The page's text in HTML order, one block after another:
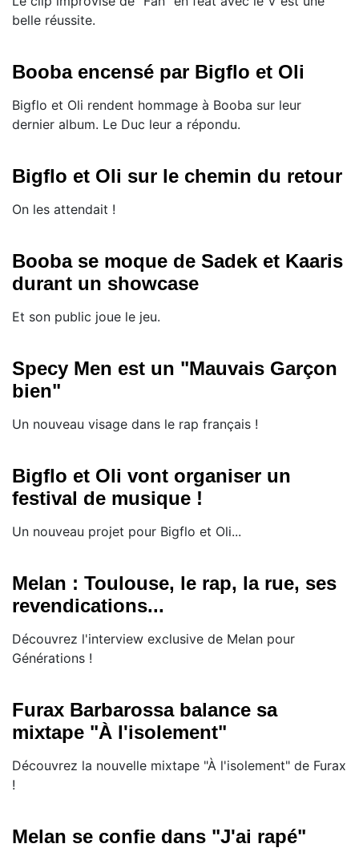
belle réussite.
Booba encensé par Bigflo et Oli
Bigflo et Oli rendent hommage à Booba sur leur
dernier album. Le Duc leur a répondu.
Bigflo et Oli sur le chemin du retour
On les attendait !
Booba se moque de Sadek et Kaaris
durant un showcase
Et son public joue le jeu.
Specy Men est un "Mauvais Garçon
bien"
Un nouveau visage dans le rap français !
Bigflo et Oli vont organiser un
festival de musique !
Un nouveau projet pour Bigflo et Oli...
Melan : Toulouse, le rap, la rue, ses
revendications...
Découvrez l'interview exclusive de Melan pour
Générations !
Furax Barbarossa balance sa
mixtape "À l'isolement"
Découvrez la nouvelle mixtape "À l'isolement" de Furax
!
Melan se confie dans "J'ai rapé"